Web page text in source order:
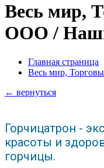
Весь мир,
ООО /
Главная страница
Весь мир,
← вернуться
Горчицатрон -
красоты и
горчицы.